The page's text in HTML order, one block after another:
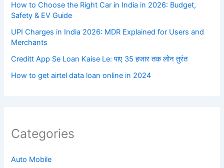
How to Choose the Right Car in India in 2026: Budget,
Safety & EV Guide
UPI Charges in India 2026: MDR Explained for Users and
Merchants
Creditt App Se Loan Kaise Le: पाए 35 हजार तक लोन तुरंत
How to get airtel data loan online in 2024
Categories
Auto Mobile